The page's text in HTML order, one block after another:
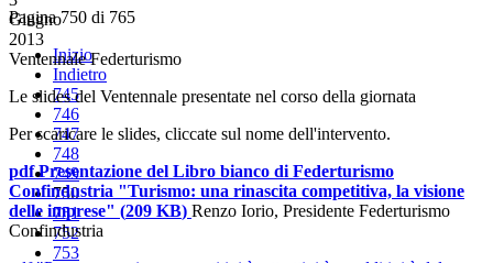
Giugno
2013
Ventennale Federturismo
Le slides del Ventennale presentate nel corso della giornata
Per scaricare le slides, cliccate sul nome dell'intervento.
pdfPresentazione del Libro bianco di Federturismo
Confindustria "Turismo: una rinascita competitiva, la visione
delle imprese" (209 KB) Renzo Iorio, Presidente Federturismo
Confindustria
Pagina 750 di 765
Inizio
Indietro
745
746
747
748
749
750
751
752
753